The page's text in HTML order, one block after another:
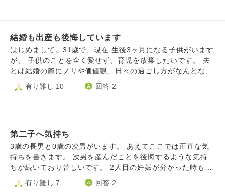
面、体型の変化等々考えてしまい、私は親になるべきではな
いと思ってしまいます。 夫は支えていくから大丈夫と言っ
てくれますが、自分の中で踏ん切りがつきません。 どうし
たらよいでしょうか。
結婚も出産も後悔しています
はじめまして。31歳で、現在 生後3ヶ月になる子供がいます
が、 子供のことを全く愛せず、育児を放棄したいです。 夫
とは結婚の際にノリや価値観、日々の過ごし方がなんとなく
合わない気もしたのですが、容姿と優しさと収入に惹かれ、
またその当時は実家とも折り合いが悪かった為(過干渉)縁を
持つことへの憧れから妊娠・出産にいたりました。 ところ
が、出産して結婚への妥協や両親と勢いで縁を切ってしまっ
たこと（頼れなくなった） それにより、両家の仲を悪くし
てしまったこと、旦那と合わないことにようやく気づきまし
わず、貧乏なところも気になります。 自分で選んだ道でし
有り難し 10 回答 2
第二子へ気持ち
3歳の長男と0歳の次男がいます。 あえてここでは正直な気
持ちを書きます。 次男を産んだことを後悔するような気持
ちが続いており苦しいです。 2人目の妊娠が分かった時も、
今の幸せを手放すような気持ちになり不安だったのですが、
出産後はそのような不安はなく2人子供を持てたことへの喜
有り難し 7 回答 2